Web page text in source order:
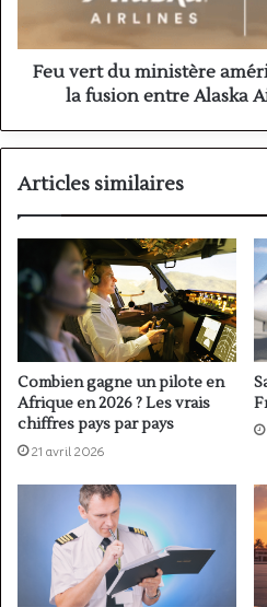
Justice
pour
la
fusion
Alaska
et
Hawaiian
Feu vert du ministère
la fusion entre Alaska
Articles similaires
Combien gagne un pilote en
Afrique en 2026 ? Les vrais
chiffres pays par pays
21 avril 2026